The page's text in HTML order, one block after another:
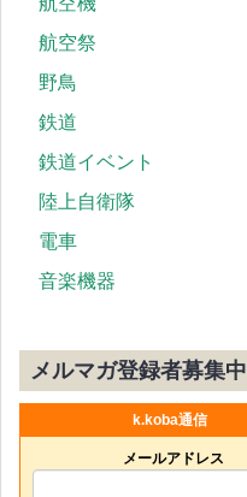
航空祭
野鳥
鉄道
鉄道イベント
陸上自衛隊
電車
音楽機器
メルマガ登録者募集中
k.koba通信
メールアドレス